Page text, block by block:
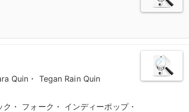
Quin・ Tegan Rain Quin
・ フォーク・ インディーポップ・